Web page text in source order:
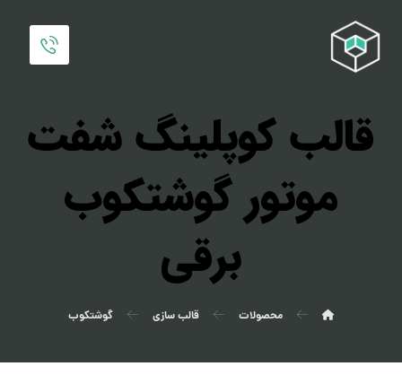
قالب کوپلینگ شفت
موتور گوشتکوب
برقی
محصولات قالب سازی گوشتکوب